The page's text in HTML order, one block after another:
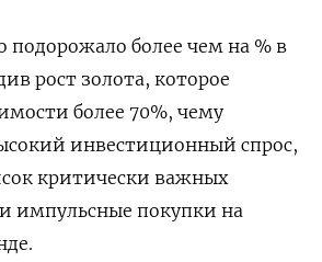
подорожало более чем на % в
рост золота, которое
более 70%, чему
инвестиционный спрос,
критически важных
импульсные покупки на